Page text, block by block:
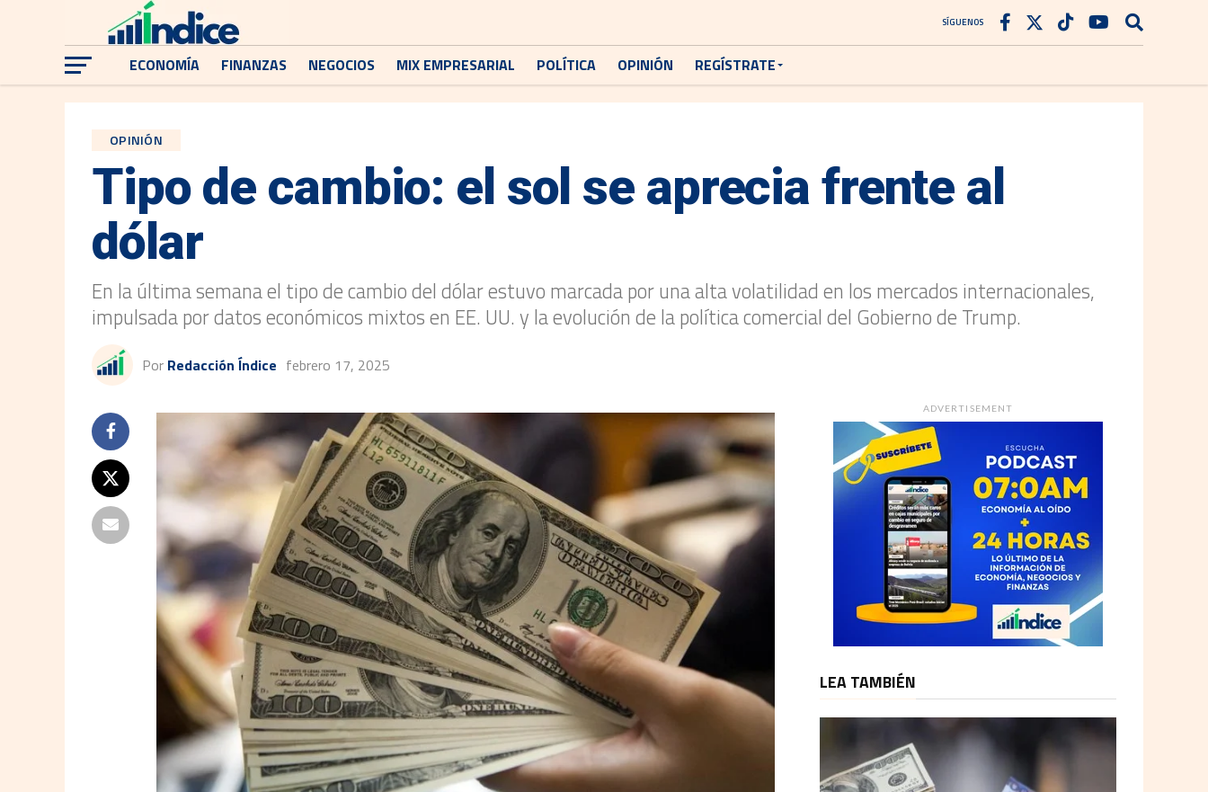
SÍGUENOS
ECONOMÍA FINANZAS NEGOCIOS MIX EMPRESARIAL POLÍTICA OPINIÓN REGÍSTRATE
OPINIÓN
Tipo de cambio: el sol se aprecia frente al
dólar
En la última semana el tipo de cambio del dólar estuvo marcada por una alta volatilidad en los mercados internacionales,
impulsada por datos económicos mixtos en EE. UU. y la evolución de la política comercial del Gobierno de Trump.
Por Redacción Índice febrero 17, 2025
ADVERTISEMENT
LEA TAMBIÉN